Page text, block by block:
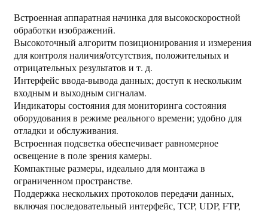
Встроенная аппаратная начинка для высокоскоростной
обработки изображений.
Высокоточный алгоритм позиционирования и измерения
для контроля наличия/отсутствия, положительных и
отрицательных результатов и т. д.
Интерфейс ввода-вывода данных; доступ к нескольким
входным и выходным сигналам.
Индикаторы состояния для мониторинга состояния
оборудования в режиме реального времени; удобно для
отладки и обслуживания.
Встроенная подсветка обеспечивает равномерное
освещение в поле зрения камеры.
Компактные размеры, идеально для монтажа в
ограниченном пространстве.
Поддержка нескольких протоколов передачи данных,
включая последовательный интерфейс, TCP, UDP, FTP,